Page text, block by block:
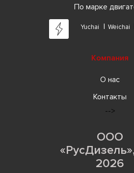
По марке
Yuchai Weichai
Компания
О нас
Контакты
-->
ООО
2026